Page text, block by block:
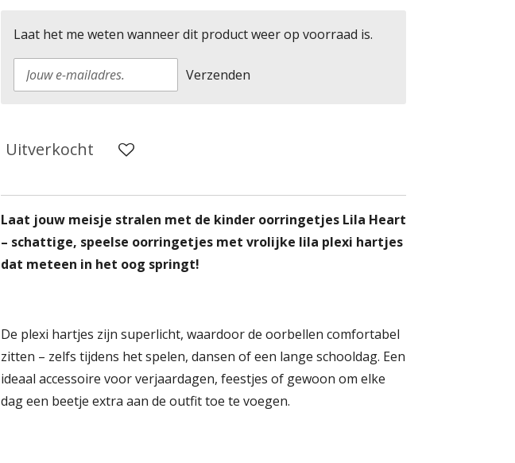
Laat het me weten wanneer dit product weer op voorraad is.
Verzenden
Uitverkocht
Laat jouw meisje stralen met de kinder oorringetjes Lila Heart
– schattige, speelse oorringetjes met vrolijke lila plexi hartjes
dat meteen in het oog springt!
De plexi hartjes zijn superlicht, waardoor de oorbellen comfortabel
zitten – zelfs tijdens het spelen, dansen of een lange schooldag. Een
ideaal accessoire voor verjaardagen, feestjes of gewoon om elke
dag een beetje extra aan de outfit toe te voegen.